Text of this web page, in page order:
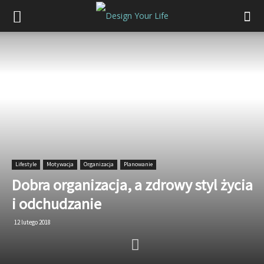
Lifestyle Motywacja Organizacja Planowanie
Dobra organizacja, a zdrowy styl życia
i odchudzanie
12 lutego 2018